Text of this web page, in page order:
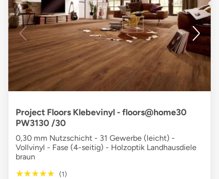
Project Floors Klebevinyl - floors@home30
PW3130 /30
0,30 mm Nutzschicht - 31 Gewerbe (leicht) -
Vollvinyl - Fase (4-seitig) - Holzoptik Landhausdiele
braun
★★★★★
★★★★★ (1)